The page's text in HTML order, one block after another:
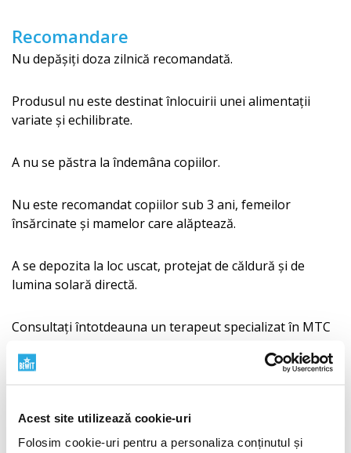
Acest site utilizează cookie-uri
Folosim cookie-uri pentru a personaliza conținutul și
Recomandare
Nu depășiți doza zilnică recomandată.
Produsul nu este destinat înlocuirii unei alimentaţii
variate şi echilibrate.
A nu se păstra la îndemâna copiilor.
Nu este recomandat copiilor sub 3 ani, femeilor
însărcinate și mamelor care alăptează.
A se depozita la loc uscat, protejat de căldură și de
lumina solară directă.
Consultați întotdeauna un terapeut specializat în MTC
Bai shao(Paeonia alba radix– bujor alb Alba Plena,